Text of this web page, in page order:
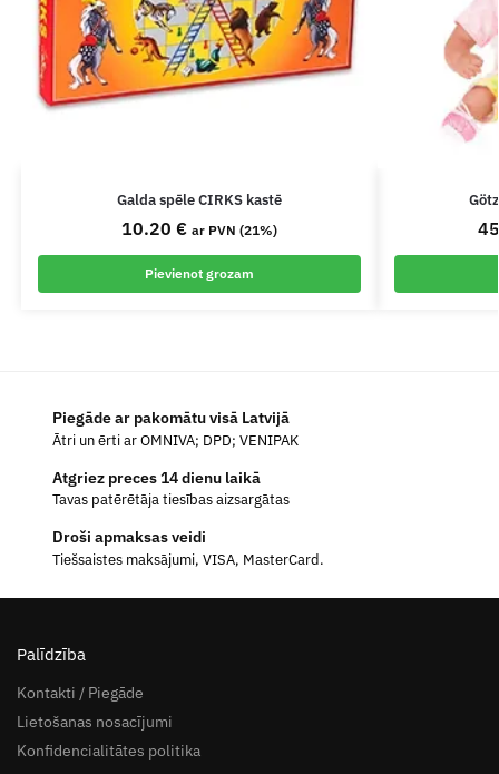
Galda spēle CIRKS kastē
10.20 € ar PVN (21%)
Pievienot grozam
Piegāde ar pakomātu visā Latvijā
Ātri un ērti ar OMNIVA; DPD; VENIPAK
Atgriez preces 14 dienu laikā
Tavas patērētāja tiesības aizsargātas
Droši apmaksas veidi
Tiešsaistes maksājumi, VISA, MasterCard.
Palīdzība
Kontakti / Piegāde
Lietošanas nosacījumi
Konfidencialitātes politika